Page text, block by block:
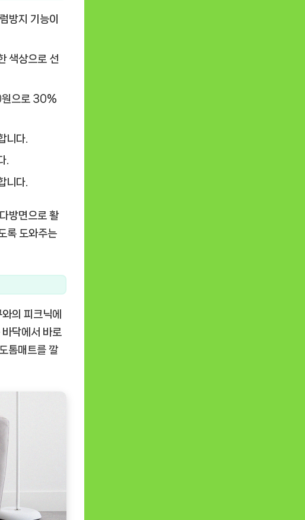
방지 기능이
색상으로 선
원으로 30%
니다.
.
니다.
방면으로 활
록 도와주는
의 피크닉에
닥에서 바로
톰매트를 깔